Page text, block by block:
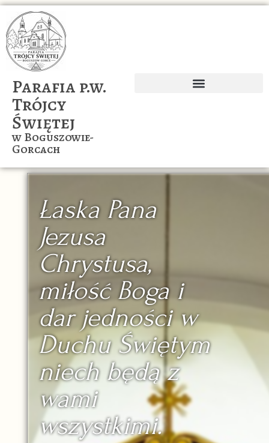
Parafia p.w.
Trójcy
Świętej
w Boguszowie-
Gorcach
Łaska Pana
Jezusa
Chrystusa,
miłość Boga i
dar jedności w
Duchu Świętym
niech będą z
wami
wszystkimi.